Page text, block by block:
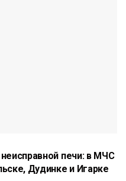
печи: в МЧС
Дудинке и Игарке